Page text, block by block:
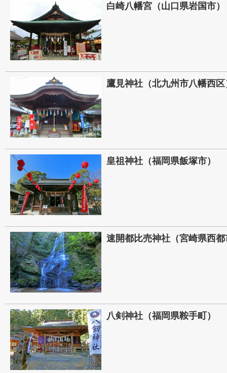
白崎八幡宮（山口県岩国市）
鷹見神社（北九州市八幡西区
皇祖神社（福岡県飯塚市）
速開都比売神社（宮崎県西
八剣神社（福岡県鞍手町）